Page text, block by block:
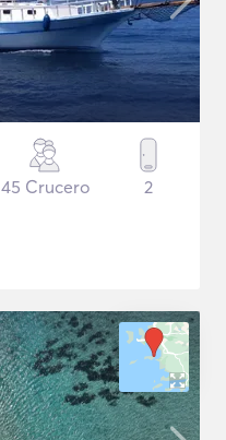
45 Crucero 2